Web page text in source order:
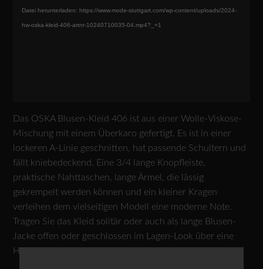
Datei herunterladen: https://www.mode-stuttgart.com/wp-content/uploads/2024-
hw-oska-kleid-406-artnr-10240710035-04.mp4?_=1
Das OSKA Blusen-Kleid 406 ist aus einer Wolle-Viskose-
Mischung mit einem Überkaro gefertigt. Es ist in einer
lockeren A-Linie geschnitten, hat passende Schultern und
fällt kniebedeckend. Eine 3/4 lange Knopfleiste,
praktische Nahttaschen, lange Ärmel, die lässig
gekrempelt werden können und ein kleiner Kragen
verleihen dem vielseitigen Modell eine moderne Note.
Tragen Sie das Kleid solitär oder auch als lange Blusen-
Jacke offen oder geschlossen im Lagen-Look über eine
Hose.